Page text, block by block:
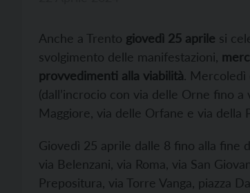
Anche a Trento giovedì 25 aprile si
svolgimento delle manifestazioni,
provvedimenti alla viabilità. Mercoledì
(dall’incrocio con via delle Orne fino a
Maggiore, via delle Orfane e via della
Giovedì 25 aprile dalle 8 fino alla fine
via Belenzani, via Roma, via San
Prepositura, via Torre Vanga, piazza